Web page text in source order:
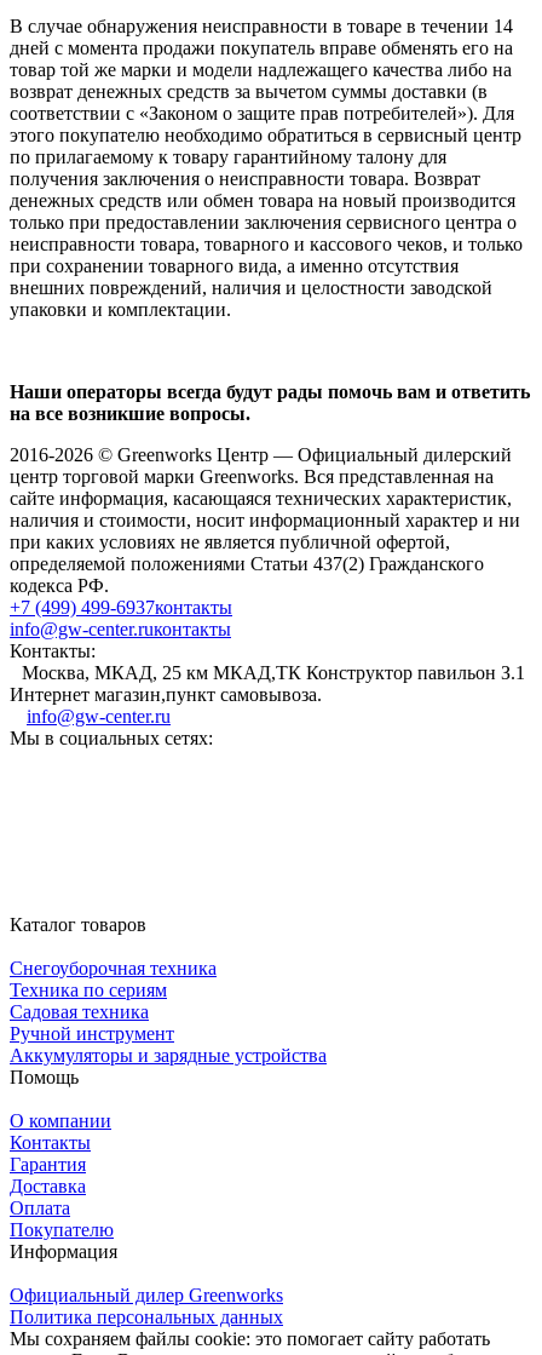
В случае обнаружения неисправности в товаре в течении 14
дней с момента продажи покупатель вправе обменять его на
товар той же марки и модели надлежащего качества либо на
возврат денежных средств за вычетом суммы доставки (в
соответствии с «Законом о защите прав потребителей»). Для
этого покупателю необходимо обратиться в сервисный центр
по прилагаемому к товару гарантийному талону для
получения заключения о неисправности товара. Возврат
денежных средств или обмен товара на новый производится
только при предоставлении заключения сервисного центра о
неисправности товара, товарного и кассового чеков, и только
при сохранении товарного вида, а именно отсутствия
внешних повреждений, наличия и целостности заводской
упаковки и комплектации.
Наши операторы всегда будут рады помочь вам и ответить
на все возникшие вопросы.
2016-2026 © Greenworks Центр — Официальный дилерский
центр торговой марки Greenworks. Вся представленная на
сайте информация, касающаяся технических характеристик,
наличия и стоимости, носит информационный характер и ни
при каких условиях не является публичной офертой,
определяемой положениями Статьи 437(2) Гражданского
кодекса РФ.
+7 (499) 499-6937контакты
info@gw-center.ruконтакты
Контакты:
Москва, МКАД, 25 км МКАД,ТК Конструктор павильон З.1
Интернет магазин,пункт самовывоза.
info@gw-center.ru
Мы в социальных сетях:
Каталог товаров
Снегоуборочная техника
Техника по сериям
Садовая техника
Ручной инструмент
Аккумуляторы и зарядные устройства
Помощь
О компании
Контакты
Гарантия
Доставка
Оплата
Покупателю
Информация
Официальный дилер Greenworks
Политика персональных данных
Мы сохраняем файлы cookie: это помогает сайту работать